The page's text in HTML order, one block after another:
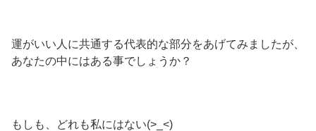
運がいい人に共通する代表的な部分をあげてみましたが、
あなたの中にはある事でしょうか？
もしも、どれも私にはない(>_<)